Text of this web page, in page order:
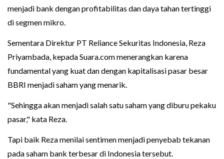
menjadi bank dengan profitabilitas dan daya tahan tertinggi
di segmen mikro.
Sementara Direktur PT Reliance Sekuritas Indonesia, Reza
Priyambada, kepada Suara.com menerangkan karena
fundamental yang kuat dan dengan kapitalisasi pasar besar
BBRI menjadi saham yang menarik.
"Sehingga akan menjadi salah satu saham yang diburu pekaku
pasar," kata Reza.
Tapi baik Reza menilai sentimen menjadi penyebab tekanan
pada saham bank terbesar di Indonesia tersebut.